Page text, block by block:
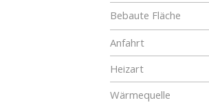
Bebaute Fläche
Anfahrt
Heizart
Wärmequelle